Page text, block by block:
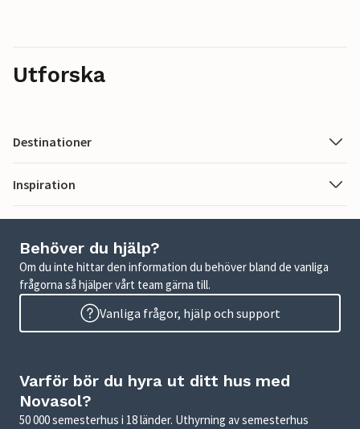
Utforska
Destinationer
Inspiration
Behöver du hjälp?
Om du inte hittar den information du behöver bland de vanliga
frågorna så hjälper vårt team gärna till.
Vanliga frågor, hjälp och support
Varför bör du hyra ut ditt hus med
Novasol?
50 000 semesterhus i 18 länder. Uthyrning av semesterhus